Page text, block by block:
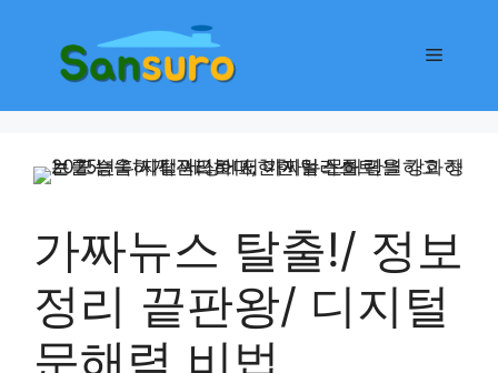
메
가짜뉴스 탈출!/ 정보
정리 끝판왕/ 디지털
문해력 비법